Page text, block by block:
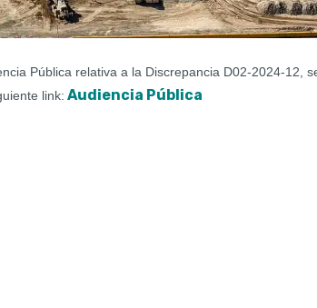
Pública relativa a la Discrepancia D02-2024-12,
link: Audiencia Pública